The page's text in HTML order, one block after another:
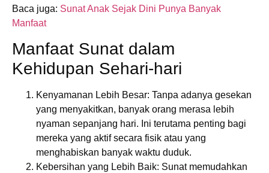
Baca juga: Sunat Anak Sejak Dini Punya Banyak
Manfaat
Manfaat Sunat dalam
Kehidupan Sehari-hari
Kenyamanan Lebih Besar: Tanpa adanya gesekan
yang menyakitkan, banyak orang merasa lebih
nyaman sepanjang hari. Ini terutama penting bagi
mereka yang aktif secara fisik atau yang
menghabiskan banyak waktu duduk.
Kebersihan yang Lebih Baik: Sunat memudahkan